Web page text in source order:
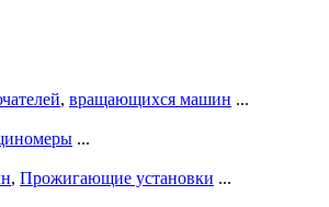
, вращающихся машин ...
...
, Прожигающие установки ...